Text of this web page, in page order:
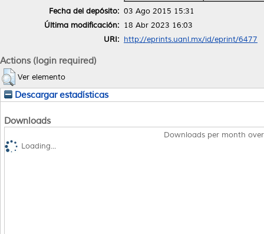
Fecha del depósito: 03 Ago 2015 15:31
Última modificación: 18 Abr 2023 16:03
URI: http://eprints.uanl.mx/id/eprint/6477
Actions (login required)
Ver elemento
Descargar estadísticas
Downloads
Downloads per month
Loading...